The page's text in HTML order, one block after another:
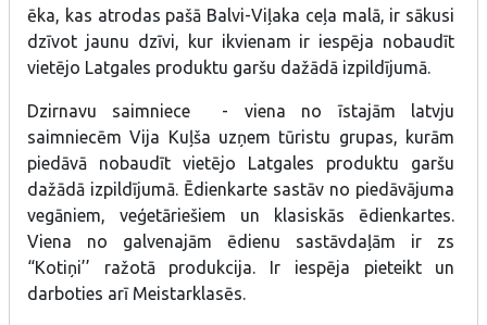
ēka, kas atrodas pašā Balvi-Viļaka ceļa malā, ir sākusi
dzīvot jaunu dzīvi, kur ikvienam ir iespēja nobaudīt
vietējo Latgales produktu garšu dažādā izpildījumā.
Dzirnavu saimniece - viena no īstajām latvju
saimniecēm Vija Kuļša uzņem tūristu grupas, kurām
piedāvā nobaudīt vietējo Latgales produktu garšu
dažādā izpildījumā. Ēdienkarte sastāv no piedāvājuma
vegāniem, veģetāriešiem un klasiskās ēdienkartes.
Viena no galvenajām ēdienu sastāvdaļām ir zs
“Kotiņi’’ ražotā produkcija. Ir iespēja pieteikt un
darboties arī Meistarklasēs.